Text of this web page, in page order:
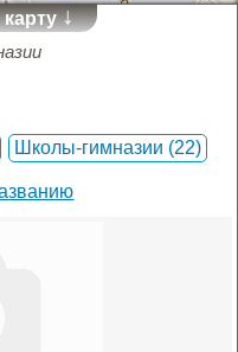
карту↓
Школы-гимназии (22)